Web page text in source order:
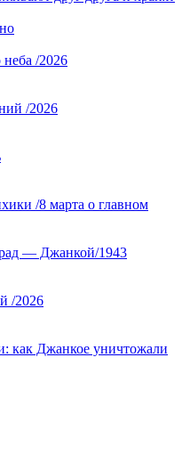
/2026
/2026
/8 марта о главном
— Джанкой/1943
/2026
как Джанкое уничтожали